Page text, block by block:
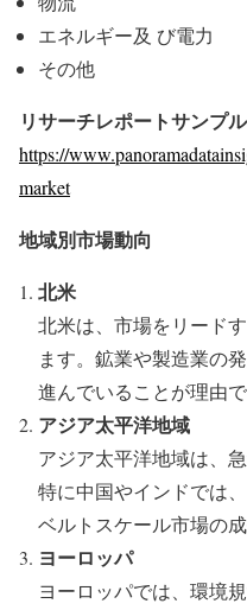
エネルギー及 び電力
その他
リサーチレポートサンプ
https://
market
地域別市場動向
北米
北米は、市場をリード
ます。鉱業や製造業の
進んでいることが理由で
アジア太平洋地域
アジア太平洋地域は、
特に中国やインドでは
ベルトスケール市場の
ヨーロッパ
ヨーロッパでは、環境